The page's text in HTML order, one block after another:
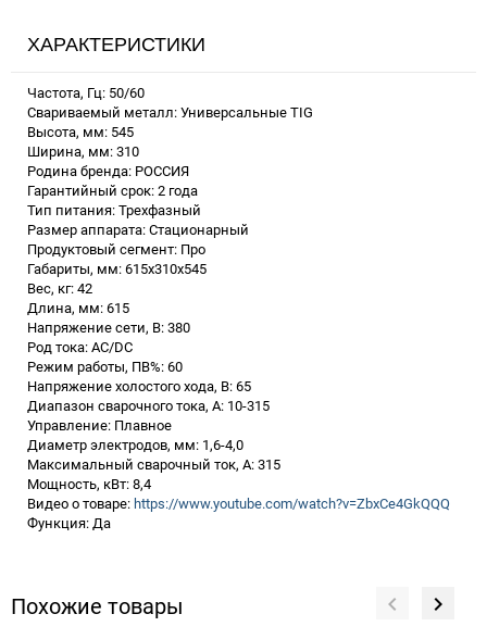
ХАРАКТЕРИСТИКИ
Частота, Гц: 50/60
Свариваемый металл: Универсальные TIG
Высота, мм: 545
Ширина, мм: 310
Родина бренда: РОССИЯ
Гарантийный срок: 2 года
Тип питания: Трехфазный
Размер аппарата: Стационарный
Продуктовый сегмент: Про
Габариты, мм: 615х310х545
Вес, кг: 42
Длина, мм: 615
Напряжение сети, В: 380
Род тока: AC/DC
Режим работы, ПВ%: 60
Напряжение холостого хода, В: 65
Диапазон сварочного тока, А: 10-315
Управление: Плавное
Диаметр электродов, мм: 1,6-4,0
Максимальный сварочный ток, А: 315
Мощность, кВт: 8,4
Видео о товаре: https://www.youtube.com/watch?v=ZbxCe4GkQQQ
Функция: Да
Похожие товары